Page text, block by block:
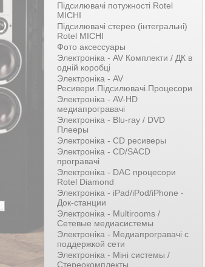
Підсилювачі потужності Rotel
MICHI
Підсилювачі стерео (інтегральні)
Rotel MICHI
Фото аксессуары
Электроніка - AV Комплекти / ДК в
одній коробці
Электроніка - AV
Ресивери.Підсилювачі.Процесори
Электроніка - AV-HD
медиапрогравачі
Электроніка - Blu-ray / DVD
Плееры
Электроніка - CD ресиверы
Электроніка - CD/SACD
програвачі
Электроніка - DAC процесори
Rotel Diamond
Электроніка - iPad/iPod/iPhone -
Док-станции
Электроніка - Multirooms /
Сетевые медиасистемы
Электроніка - Медиапрогравачі с
поддержкой сети
Электроніка - Міні системы /
Стереокомплекты